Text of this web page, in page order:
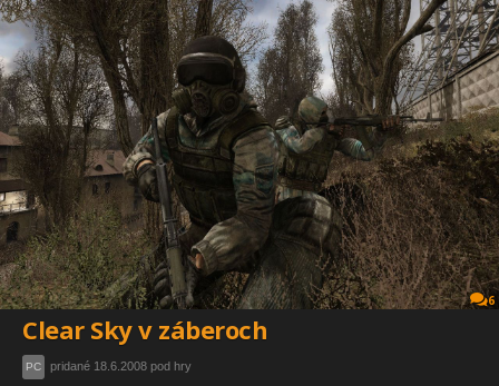
6
Clear Sky v záberoch
PC pridané 18.6.2008 pod hry